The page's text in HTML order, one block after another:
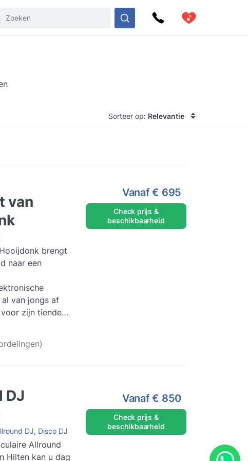
Sorteer op: Relevantie
van
brengt
naar een
van jongs af
zijn tiende
Vanaf€ 695
Check prijs &
beschikbaarheid
DJ
DJ, Disco DJ
Allround
Hilten kan u dag
Vanaf€ 850
Check prijs &
beschikbaarheid